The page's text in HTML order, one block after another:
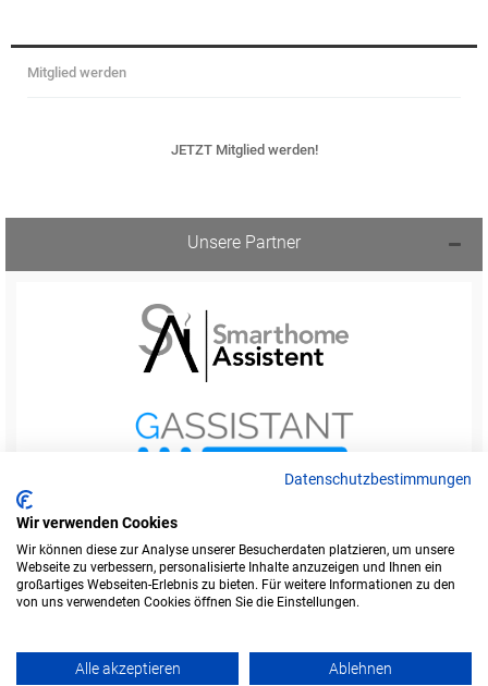
Mitglied werden
JETZT Mitglied werden!
Unsere Partner
Startseite Foren-Übersicht
Legende Kontakt
Werbung buchen
Datenschutzbestimmungen
Wir verwenden Cookies
Wir können diese zur Analyse unserer Besucherdaten platzieren, um unsere
Webseite zu verbessern, personalisierte Inhalte anzuzeigen und Ihnen ein
großartiges Webseiten-Erlebnis zu bieten. Für weitere Informationen zu den
von uns verwendeten Cookies öffnen Sie die Einstellungen.
Alle akzeptieren Ablehnen